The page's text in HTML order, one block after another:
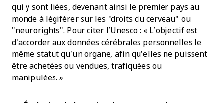
qui y sont liées, devenant ainsi le premier pays au
monde à légiférer sur les "droits du cerveau" ou
"neurorights". Pour citer l’Unesco : « L’objectif est
d’accorder aux données cérébrales personnelles le
même statut qu’un organe, afin qu’elles ne puissent
être achetées ou vendues, trafiquées ou
manipulées. »